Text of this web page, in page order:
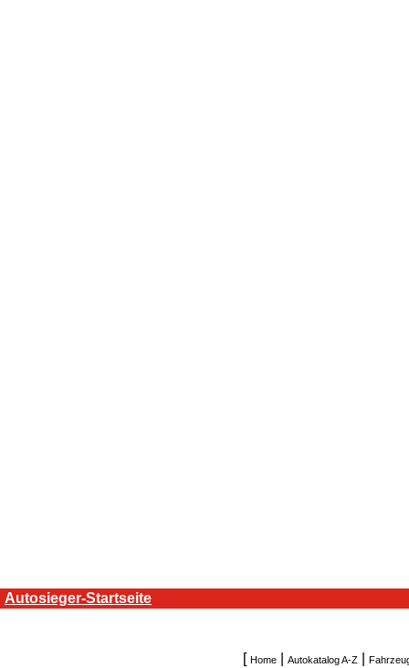
Autosieger-Startseite
[ Home| Autokatalog A-Z|